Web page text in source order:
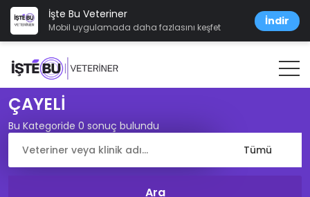
İşte Bu Veteriner
Mobil uygulamada daha fazlasını keşfet İndir
ÇAYELİ
Bu Kategoride 0 sonuç bulundu